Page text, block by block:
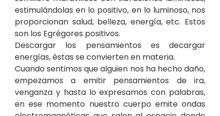
estimulándolas en lo positivo, en lo luminoso, nos
proporcionan salud, belleza, energía, etc. Estos
son los Egrégores positivos.
Descargar los pensamientos es decargar
energías, éstas se convierten en materia.
Cuando sentimos que alguien nos ha hecho daño,
empezamos a emitir pensamientos de ira,
venganza y hasta lo expresamos con palabras,
en ese momento nuestro cuerpo emite ondas